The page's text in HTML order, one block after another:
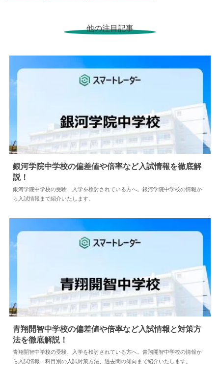
他の注目記事
中学情報 2026.08.04
銀河学院中学校の偏差値や倍率など入試情報を徹底解
説！
銀河学院中学校の受験、入学を検討されている方へ。銀河学院中学校の情報か
ら入試情報まで紹介いたします。
中学情報 2026.06.23
青翔開智中学校の偏差値や倍率など入試情報と対策方
法を徹底解説！
青翔開智中学校の受験、入学を検討されている方へ。青翔開智中学校の情報か
ら入試情報、科目別の入試対策方法、過去問の傾向まで紹介いたします。